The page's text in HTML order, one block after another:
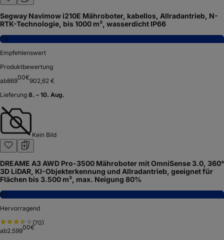
Segway Navimow i210E Mähroboter, kabellos, Allradantrieb, N-
RTK-Technologie, bis 1000 m², wasserdicht IP66
7,9
Empfehlenswert
Produktbewertung
ab86900€902,62 €
Lieferung 8. – 10. Aug.
Kein Bild
DREAME A3 AWD Pro-3500 Mähroboter mit OmniSense 3.0, 360°
3D LiDAR, KI-Objekterkennung und Allradantrieb, geeignet für
Flächen bis 3.500 m², max. Neigung 80%
8,1
Hervorragend
(70)
ab2.59900€